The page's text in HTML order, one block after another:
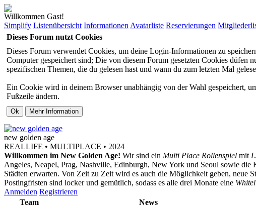
Willkommen Gast!
Simplify Listenübersicht Informationen Avatarliste Reservierungen
Dieses Forum nutzt Cookies
Dieses Forum verwendet Cookies, um deine Login-Informationen zu
Computer gespeichert sind; Die von diesem Forum gesetzten Cookies düfen
spezifischen Themen, die du gelesen hast und wann du zum letzten Mal
Ein Cookie wird in deinem Browser unabhängig von der Wahl gespeichert,
Fußzeile ändern.
new golden age
REALLIFE • MULTIPLACE • 2024
Willkommen im New Golden Age! Wir sind ein Multi Place Rollenspiel mit
Angeles, Neapel, Prag, Nashville, Edinburgh, New York und Seoul sowie die
Städten erwarten. Von Zeit zu Zeit wird es auch die Möglichkeit geben, neue
Postingfristen sind locker und gemütlich, sodass es alle drei Monate eine
Anmelden Registrieren
Team
News